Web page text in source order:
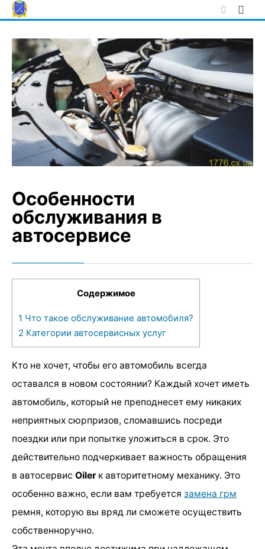
Skip
to
Особенности
обслуживания в
автосервисе
Содержимое
1 Что такое обслуживание автомобиля?
2 Категории автосервисных услуг
Кто не хочет, чтобы его автомобиль всегда
оставался в новом состоянии? Каждый хочет иметь
автомобиль, который не преподнесет ему никаких
неприятных сюрпризов, сломавшись посреди
поездки или при попытке уложиться в срок. Это
действительно подчеркивает важность обращения
в автосервис Oiler к авторитетному механику. Это
особенно важно, если вам требуется замена грм
ремня, которую вы вряд ли сможете осуществить
собственноручно.